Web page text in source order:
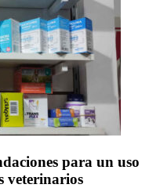
para un uso
veterinarios